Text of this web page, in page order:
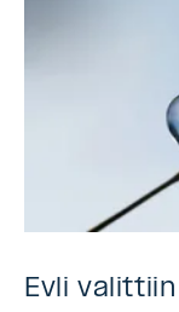
Evli